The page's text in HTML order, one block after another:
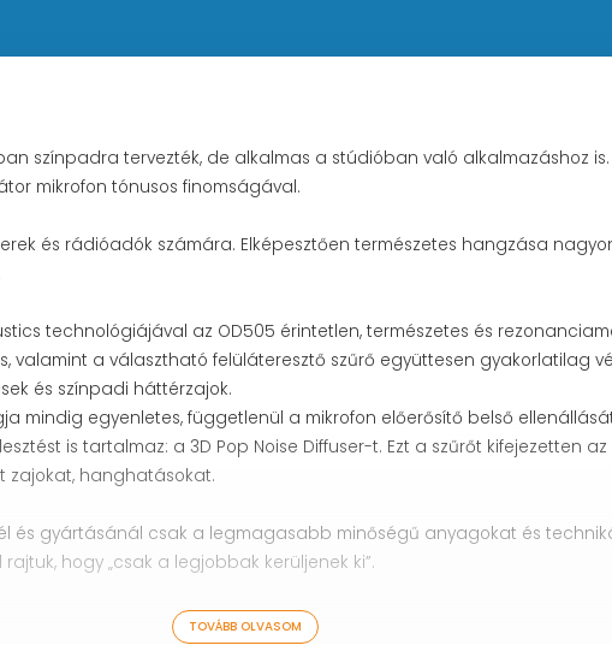
színpadra tervezték, de alkalmas a stúdióban való alkalmazáshoz
mikrofon tónusos finomságával.
és rádióadók számára. Elképesztően természetes hangzása
technológiájával az OD505 érintetlen, természetes és
valamint a választható felüláteresztő szűrő együttesen gyakorlatilag
és színpadi háttérzajok.
mindig egyenletes, függetlenül a mikrofon előerősítő belső
is tartalmaz: a 3D Pop Noise Diffuser-t. Ezt a szűrőt kifejezetten
zajokat, hanghatásokat.
és gyártásánál csak a legmagasabb minőségű anyagokat és
hogy „csak a legjobbak kerüljenek ki”.
TOVÁBB OLVASOM